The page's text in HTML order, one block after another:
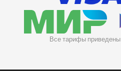
Все тарифы